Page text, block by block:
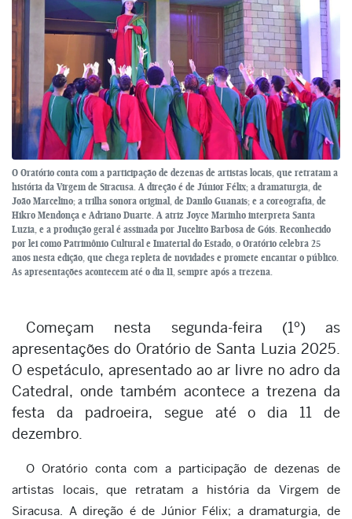
O Oratório conta com a participação de dezenas de artistas locais, que retratam a
história da Virgem de Siracusa. A direção é de Júnior Félix; a dramaturgia, de
João Marcelino; a trilha sonora original, de Danilo Guanais; e a coreografia, de
Hikro Mendonça e Adriano Duarte. A atriz Joyce Marinho interpreta Santa
Luzia, e a produção geral é assinada por Jucelito Barbosa de Góis. Reconhecido
por lei como Patrimônio Cultural e Imaterial do Estado, o Oratório celebra 25
anos nesta edição, que chega repleta de novidades e promete encantar o público.
As apresentações acontecem até o dia 11, sempre após a trezena.
Começam nesta segunda-feira (1º) as
apresentações do Oratório de Santa Luzia 2025.
O espetáculo, apresentado ao ar livre no adro da
Catedral, onde também acontece a trezena da
festa da padroeira, segue até o dia 11 de
dezembro.
O Oratório conta com a participação de dezenas de
artistas locais, que retratam a história da Virgem de
Siracusa. A direção é de Júnior Félix; a dramaturgia, de